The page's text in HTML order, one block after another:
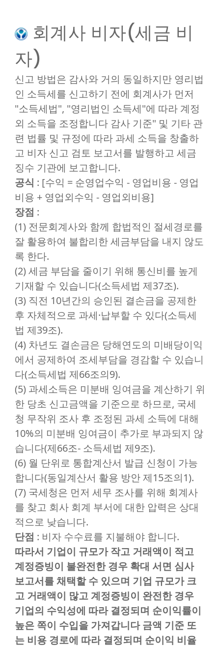
회계사 비자(세금 비
자)
신고 방법은 감사와 거의 동일하지만 영리법
인 소득세를 신고하기 전에 회계사가 먼저
"소득세법", "영리법인 소득세"에 따라 계정
외 소득을 조정합니다 감사 기준" 및 기타 관
련 법률 및 규정에 따라 과세 소득을 창출하
고 비자 신고 검토 보고서를 발행하고 세금
징수 기관에 보고합니다.
공식 : [수익 = 순영업수익 - 영업비용 - 영업
비용 + 영업외수익 - 영업외비용]
장점 :
(1) 전문회계사와 함께 합법적인 절세경로를
잘 활용하여 불합리한 세금부담을 내지 않도
록 한다.
(2) 세금 부담을 줄이기 위해 통신비를 높게
기재할 수 있습니다(소득세법 제37조).
(3) 직전 10년간의 승인된 결손금을 공제한
후 자체적으로 과세·납부할 수 있다(소득세
법 제39조).
(4) 차년도 결손금은 당해연도의 미배당이익
에서 공제하여 조세부담을 경감할 수 있습니
다(소득세법 제66조의9).
(5) 과세소득은 미분배 잉여금을 계산하기 위
한 당초 신고금액을 기준으로 하므로, 국세
청 무작위 조사 후 조정된 과세 소득에 대해
10%의 미분배 잉여금이 추가로 부과되지 않
습니다(제66조- 소득세법 제9조).
(6) 월 단위로 통합계산서 발급 신청이 가능
합니다(동일계산서 활용 방안 제15조의1).
(7) 국세청은 먼저 세무 조사를 위해 회계사
를 찾고 회사 회계 부서에 대한 압력은 상대
적으로 낮습니다.
단점 : 비자 수수료를 지불해야 합니다.
따라서 기업이 규모가 작고 거래액이 적고
계정증빙이 불완전한 경우 확대 서면 심사
보고서를 채택할 수 있으며 기업 규모가 크
고 거래액이 많고 계정증빙이 완전한 경우
기업의 수익성에 따라 결정되며 순이익률이
높은 쪽이 수입을 가져갑니다 금액 기준 또
는 비용 경로에 따라 결정되며 순이익 비율